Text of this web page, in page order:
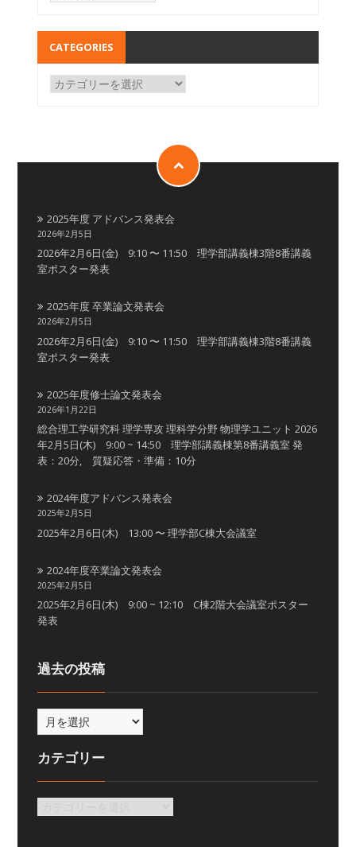
CATEGORIES
2025年度 アドバンス発表会
2026年2月5日
2026年2月6日(金) 9:10 〜 11:50 理学部講義棟3階8番講義
室ポスター発表
2025年度 卒業論文発表会
2026年2月5日
2026年2月6日(金) 9:10 〜 11:50 理学部講義棟3階8番講義
室ポスター発表
2025年度修士論文発表会
2026年1月22日
総合理工学研究科 理学専攻 理科学分野 物理学ユニット 2026
年2月5日(木) 9:00 ~ 14:50 理学部講義棟第8番講義室 発
表：20分, 質疑応答・準備：10分
2024年度アドバンス発表会
2025年2月5日
2025年2月6日(木) 13:00 〜 理学部C棟大会議室
2024年度卒業論文発表会
2025年2月5日
2025年2月6日(木) 9:00 ~ 12:10 C棟2階大会議室ポスター
発表
過去の投稿
カテゴリー